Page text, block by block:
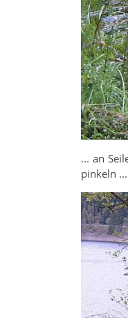
... an
pinkeln